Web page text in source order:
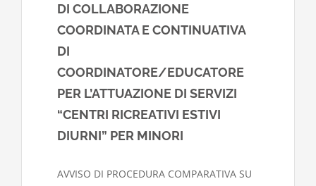
DI COLLABORAZIONE
COORDINATA E CONTINUATIVA
DI
COORDINATORE/EDUCATORE
PER L’ATTUAZIONE DI SERVIZI
“CENTRI RICREATIVI ESTIVI
DIURNI” PER MINORI
AVVISO DI PROCEDURA COMPARATIVA SU